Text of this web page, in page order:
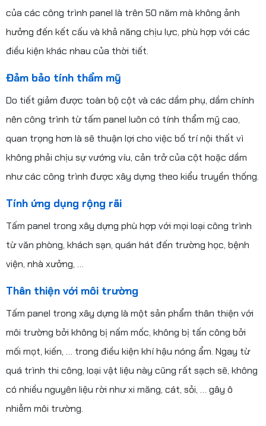
của các công trình panel là trên 50 năm mà không ảnh
hưởng đến kết cấu và khả năng chịu lực, phù hợp với các
điều kiện khác nhau của thời tiết.
Đảm bảo tính thẩm mỹ
Do tiết giảm được toàn bộ cột và các dầm phụ, dầm chính
nên công trình từ tấm panel luôn có tính thẩm mỹ cao,
quan trọng hơn là sẽ thuận lợi cho việc bố trí nội thất vì
không phải chịu sự vướng víu, cản trở của cột hoặc dầm
như các công trình được xây dựng theo kiểu truyền thống.
Tính ứng dụng rộng rãi
Tấm panel trong xây dựng phù hợp với mọi loại công trình
từ văn phòng, khách sạn, quán hát đến trường học, bệnh
viện, nhà xưởng, …
Thân thiện với môi trường
Tấm panel trong xây dựng là một sản phẩm thân thiện với
môi trường bởi không bị nấm mốc, không bị tấn công bởi
mối mọt, kiến, … trong điều kiện khí hậu nóng ẩm. Ngay từ
quá trình thi công, loại vật liệu này cũng rất sạch sẽ, không
có nhiều nguyên liệu rời như xi măng, cát, sỏi, … gây ô
nhiễm môi trường.